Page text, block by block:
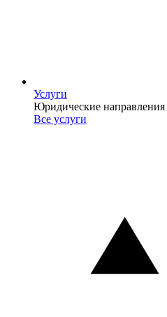
Услуги
Услуги
Юридические направления
Все услуги